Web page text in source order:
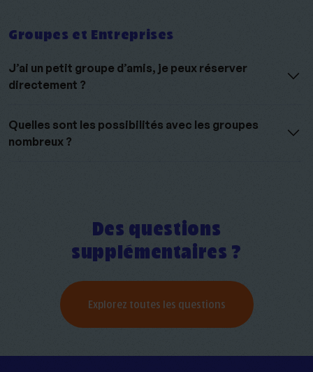
Groupes et Entreprises
J’ai un petit groupe d’amis, je peux réserver
directement ?
Quelles sont les possibilités avec les groupes
nombreux ?
Des questions
supplémentaires ?
Explorez toutes les questions